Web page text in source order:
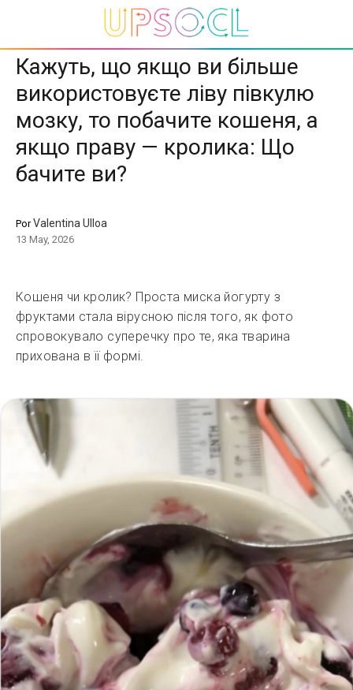
Кажуть, що якщо ви більше
використовуєте ліву півкулю
мозку, то побачите кошеня, а
якщо праву — кролика: Що
бачите ви?
PorValentina Ulloa
13 May, 2026
Кошеня чи кролик? Проста миска йогурту з
фруктами стала вірусною після того, як фото
спровокувало суперечку про те, яка тварина
прихована в її формі.